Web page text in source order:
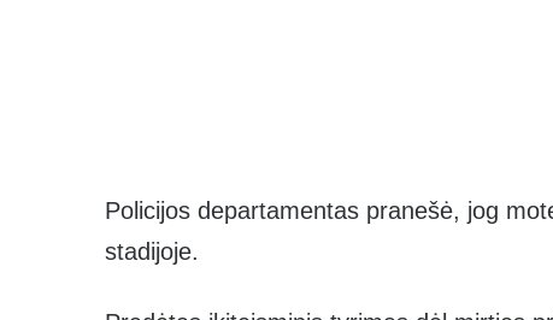
Policijos departamentas pranešė, jog
stadijoje.